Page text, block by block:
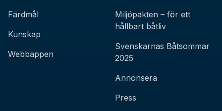
Färdmål
Kunskap
Webbappen
Miljöpakten – för ett
hållbart båtliv
Svenskarnas Båtsommar
2025
Annonsera
Press